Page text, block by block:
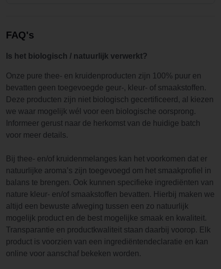
FAQ's
Is het biologisch / natuurlijk verwerkt?
Onze pure thee- en kruidenproducten zijn 100% puur en
bevatten geen toegevoegde geur-, kleur- of smaakstoffen.
Deze producten zijn niet biologisch gecertificeerd, al kiezen
we waar mogelijk wél voor een biologische oorsprong.
Informeer gerust naar de herkomst van de huidige batch
voor meer details.
Bij thee- en/of kruidenmelanges kan het voorkomen dat er
natuurlijke aroma’s zijn toegevoegd om het smaakprofiel in
balans te brengen. Ook kunnen specifieke ingrediënten van
nature kleur- en/of smaakstoffen bevatten. Hierbij maken we
altijd een bewuste afweging tussen een zo natuurlijk
mogelijk product en de best mogelijke smaak en kwaliteit.
Transparantie en productkwaliteit staan daarbij voorop. Elk
product is voorzien van een ingrediëntendeclaratie en kan
online voor aanschaf bekeken worden.